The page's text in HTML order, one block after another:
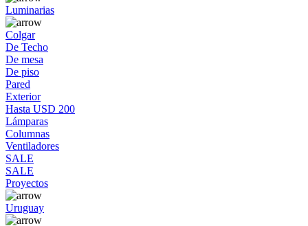
Luminarias
Colgar
De Techo
De mesa
De piso
Pared
Exterior
Hasta USD 200
Lámparas
Columnas
Ventiladores
SALE
SALE
Proyectos
Uruguay